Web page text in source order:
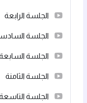
الجلسة الرابعة
الجلسة
الجلسة
الجلسة الثامنة
الجلسة